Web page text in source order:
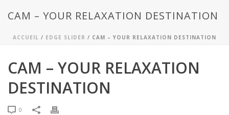
CAM – YOUR RELAXATION DESTINATION
ACCUEIL / EDGE SLIDER / CAM – YOUR RELAXATION DESTINATION
CAM – YOUR RELAXATION
DESTINATION
0